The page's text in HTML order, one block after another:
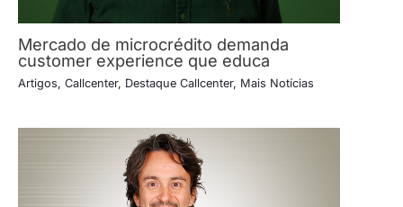
Mercado de microcrédito demanda
customer experience que educa
Artigos, Callcenter, Destaque Callcenter, Mais Notícias